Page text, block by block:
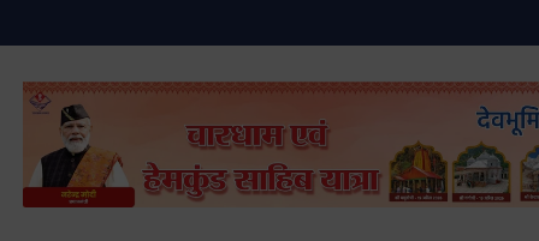
News | Uttarkashi